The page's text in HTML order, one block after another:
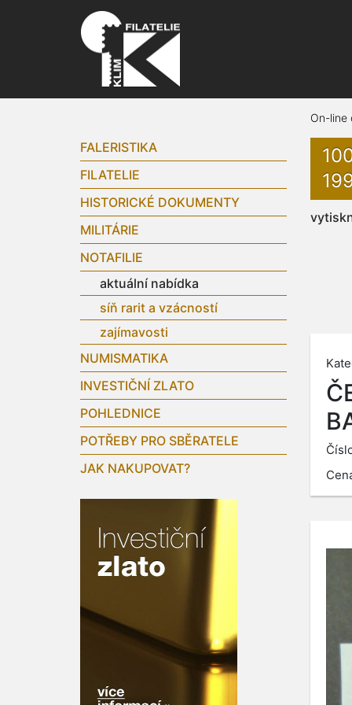
FALERISTIKA
FILATELIE
HISTORICKÉ DOKUMENTY
MILITÁRIE
NOTAFILIE
aktuální nabídka
síň rarit a vzácností
zajímavosti
NUMISMATIKA
INVESTIČNÍ ZLATO
POHLEDNICE
POTŘEBY PRO SBĚRATELE
JAK NAKUPOVAT?
On-line